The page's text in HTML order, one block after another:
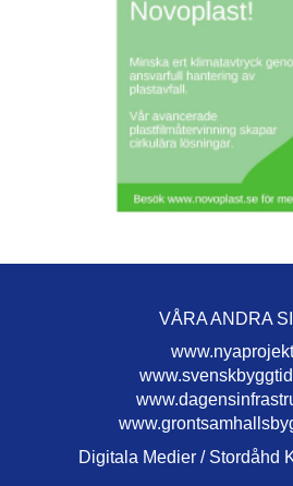
VÅRA ANDRA
Digitala Medier / Stordåhd